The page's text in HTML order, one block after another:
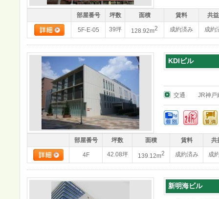
部屋番号 坪数 面積 賃料 共
5F-E-05 39坪 128.92m2 成約済み 成約
KDIビル
交通 JR神戸
部屋番号 坪数 面積 賃料 共
4F 42.08坪 139.12m2 成約済み 成
新明海ビル